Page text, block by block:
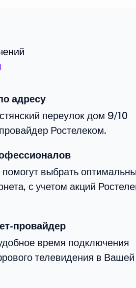
адресу
переулок дом 9/10
Ростелеком.
выбрать
с учетом акций
провайдер
время подключения
телевидения в Вашей